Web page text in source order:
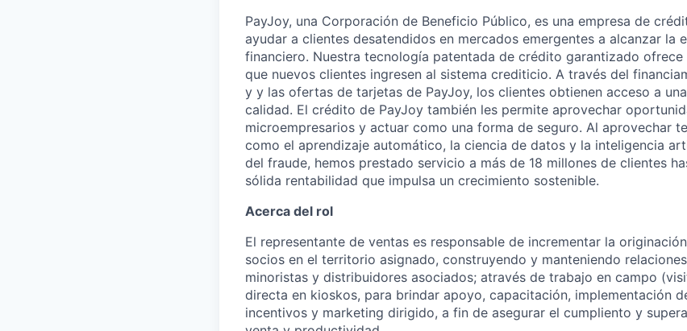
PayJoy, una Corporación de Beneficio Público, es una empresa de
ayudar a clientes desatendidos en mercados emergentes a alcanzar la
financiero. Nuestra tecnología patentada de crédito garantizado ofrece
que nuevos clientes ingresen al sistema crediticio. A través del
y y las ofertas de tarjetas de PayJoy, los clientes obtienen acceso a
calidad. El crédito de PayJoy también les permite aprovechar
microempresarios y actuar como una forma de seguro. Al aprovechar
como el aprendizaje automático, la ciencia de datos y la inteligencia
del fraude, hemos prestado servicio a más de 18 millones de clientes
sólida rentabilidad que impulsa un crecimiento sostenible.
Acerca del rol
El representante de ventas es responsable de incrementar la
socios en el territorio asignado, construyendo y manteniendo
minoristas y distribuidores asociados; através de trabajo en campo
directa en kioskos, para brindar apoyo, capacitación, implementación
incentivos y marketing dirigido, a fin de asegurar el cumpliento y